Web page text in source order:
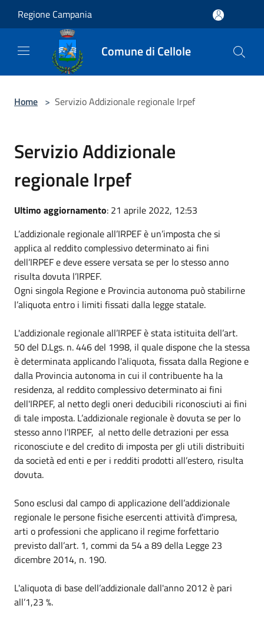
Regione Campania
Comune di Cellole
Home > Servizio Addizionale regionale Irpef
Servizio Addizionale
regionale Irpef
Ultimo aggiornamento: 21 aprile 2022, 12:53
L’addizionale regionale all’IRPEF è un’imposta che si
applica al reddito complessivo determinato ai fini
dell’IRPEF e deve essere versata se per lo stesso anno
risulta dovuta l’IRPEF.
Ogni singola Regione e Provincia autonoma può stabilirne
l’aliquota entro i limiti fissati dalla legge statale.
L'addizionale regionale all’IRPEF è stata istituita dell’art.
50 del D.Lgs. n. 446 del 1998, il quale dispone che la stessa
è determinata applicando l'aliquota, fissata dalla Regione e
dalla Provincia autonoma in cui il contribuente ha la
residenza, al reddito complessivo determinato ai fini
dell'IRPEF, al netto degli oneri deducibili riconosciuti ai fini
di tale imposta. L’addizionale regionale è dovuta se per lo
stesso anno l'IRPEF, al netto delle detrazioni per essa
riconosciute e del credito di imposta per gli utili distribuiti
da società ed enti e per i redditi prodotti all’estero, risulta
dovuta.
Sono esclusi dal campo di applicazione dell’addizionale
regionale le persone fisiche esercenti attività d'impresa,
arti o professioni che applicano il regime forfettario
previsto dall’art. 1, commi da 54 a 89 della Legge 23
dicembre 2014, n. 190.
L'aliquota di base dell’addizionale dall'anno 2012 è pari
all’1,23 %.